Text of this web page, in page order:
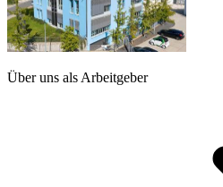
Über uns als Arbeitgeber